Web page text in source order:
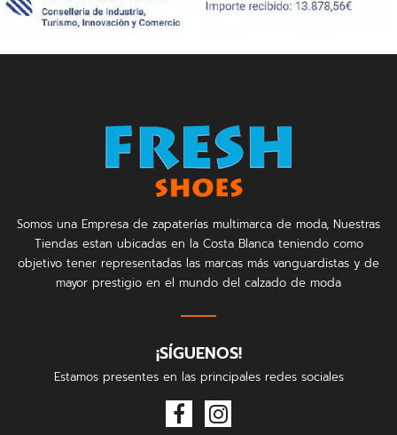
Somos una Empresa de zapaterías multimarca de moda, Nuestras
Tiendas estan ubicadas en la Costa Blanca teniendo como
objetivo tener representadas las marcas más vanguardistas y de
mayor prestigio en el mundo del calzado de moda
¡SÍGUENOS!
Estamos presentes en las principales redes sociales